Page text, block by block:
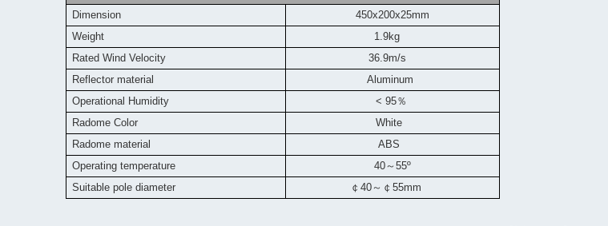
Dimension
450x200x25mm
Weight
1.9kg
Rated Wind Velocity
36.9m/s
Reflector material
Aluminum
Operational Humidity
< 95％
Radome Color
White
Radome material
ABS
Operating temperature
40～ 55º
Suitable pole diameter
￠ 40～￠ 55mm